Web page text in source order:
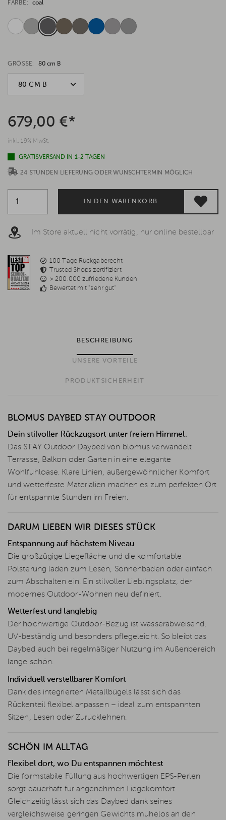
FARBE: coal
GRÖSSE: 80 cm B
80 CM B
679,00 €*
inkl. 19% MwSt.
GRATISVERSAND IN 1-2 TAGEN
24 STUNDEN LIEFERUNG ODER WUNSCHTERMIN MÖGLICH
IN DEN WARENKORB
Im Store aktuell nicht vorrätig, nur online bestellbar
100 Tage Rückgaberecht
Trusted Shops zertifiziert
> 200.000 zufriedene Kunden
Bewertet mit "sehr gut"
BESCHREIBUNG
UNSERE VORTEILE
PRODUKTSICHERHEIT
BLOMUS DAYBED STAY OUTDOOR
Dein stilvoller Rückzugsort unter freiem Himmel.
Das STAY Outdoor Daybed von blomus verwandelt
Terrasse, Balkon oder Garten in eine elegante
Wohlfühloase. Klare Linien, außergewöhnlicher Komfort
und wetterfeste Materialien machen es zum perfekten Ort
für entspannte Stunden im Freien.
DARUM LIEBEN WIR DIESES STÜCK
Entspannung auf höchstem Niveau
Die großzügige Liegefläche und die komfortable
Polsterung laden zum Lesen, Sonnenbaden oder einfach
zum Abschalten ein. Ein stilvoller Lieblingsplatz, der
modernes Outdoor-Wohnen neu definiert.
Wetterfest und langlebig
Der hochwertige Outdoor-Bezug ist wasserabweisend,
UV-beständig und besonders pflegeleicht. So bleibt das
Daybed auch bei regelmäßiger Nutzung im Außenbereich
lange schön.
Individuell verstellbarer Komfort
Dank des integrierten Metallbügels lässt sich das
Rückenteil flexibel anpassen – ideal zum entspannten
Sitzen, Lesen oder Zurücklehnen.
SCHÖN IM ALLTAG
Flexibel dort, wo Du entspannen möchtest
Die formstabile Füllung aus hochwertigen EPS-Perlen
sorgt dauerhaft für angenehmen Liegekomfort.
Gleichzeitig lässt sich das Daybed dank seines
vergleichsweise geringen Gewichts mühelos an den